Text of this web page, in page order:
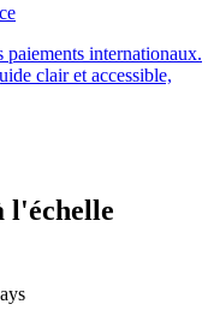
internationaux.
clair et accessible,
l'échelle